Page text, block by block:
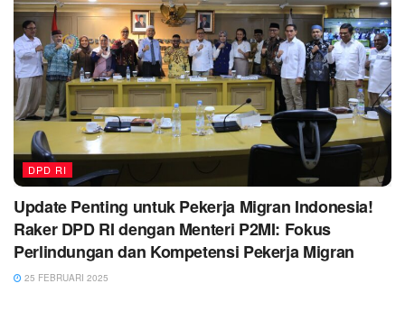
DPD RI
Update Penting untuk Pekerja Migran Indonesia!
Raker DPD RI dengan Menteri P2MI: Fokus
Perlindungan dan Kompetensi Pekerja Migran
25 FEBRUARI 2025